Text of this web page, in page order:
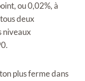
ou 0,02%, à
deux
niveaux
plus ferme dans